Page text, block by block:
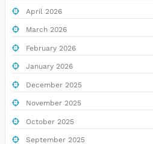
April 2026
March 2026
February 2026
January 2026
December 2025
November 2025
October 2025
September 2025